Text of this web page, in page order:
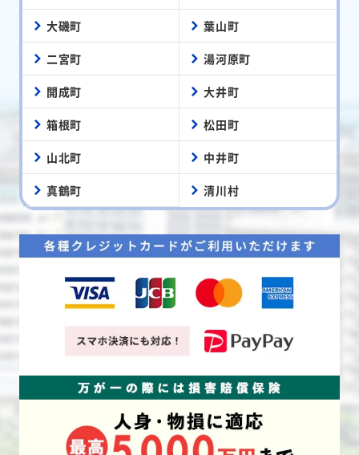
大磯町 葉山町
二宮町 湯河原町
開成町 大井町
箱根町 松田町
山北町 中井町
真鶴町 清川村